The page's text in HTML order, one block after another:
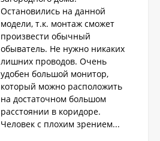
Остановились на данной
модели, т.к. монтаж сможет
произвести обычный
обыватель. Не нужно никаких
лишних проводов. Очень
удобен большой монитор,
который можно расположить
на достаточном большом
расстоянии в коридоре.
Человек с плохим зрением...